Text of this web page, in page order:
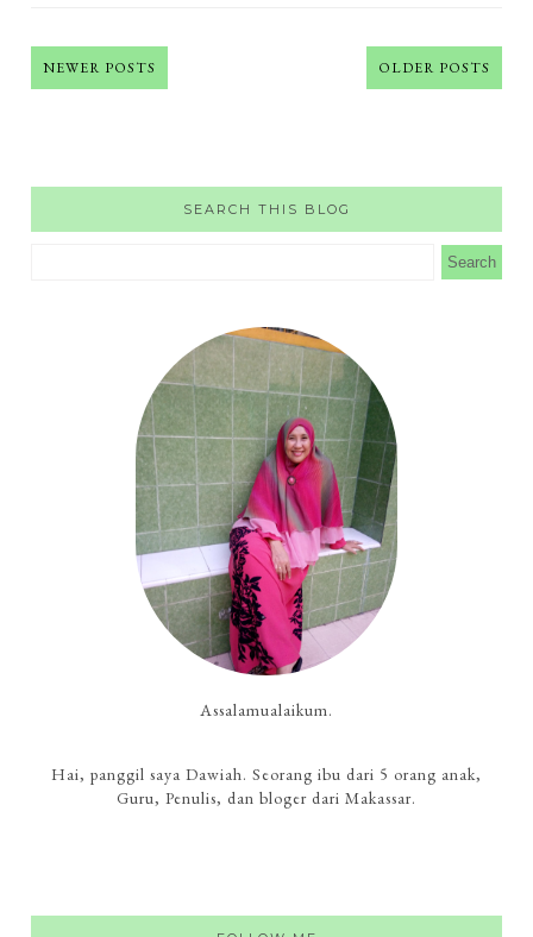
NEWER POSTS OLDER POSTS
SEARCH THIS BLOG
Assalamualaikum.
Hai, panggil saya Dawiah. Seorang ibu dari 5 orang anak,
Guru, Penulis, dan bloger dari Makassar.